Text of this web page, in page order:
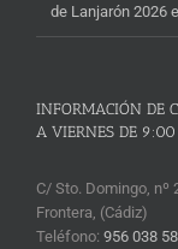
de Lanjarón 2026
INFORMACIÓN DE
A VIERNES DE
C/ Sto. Domingo, nº
Frontera, (Cádiz)
Teléfono: 956 038